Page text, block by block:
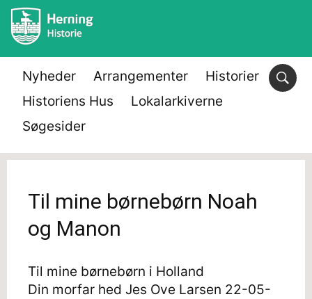
Nyheder Arrangementer
Historier
Historiens Hus
Lokalarkiverne
Søgesider
Til mine børnebørn Noah
og Manon
Til mine børnebørn i Holland
Din morfar hed Jes Ove Larsen 22-05-